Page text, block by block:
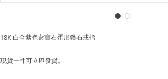
18K 白金紫色藍寶石蛋形鑽石戒指
現貨一件可立即發貨。